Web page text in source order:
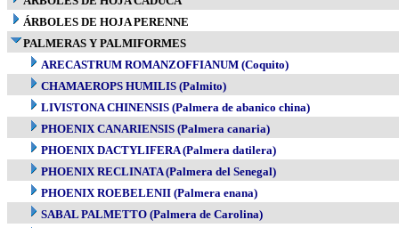
ÁRBOLES DE HOJA PERENNE
PALMERAS Y PALMIFORMES
ARECASTRUM ROMANZOFFIANUM (Coquito)
CHAMAEROPS HUMILIS (Palmito)
LIVISTONA CHINENSIS (Palmera de abanico china)
PHOENIX CANARIENSIS (Palmera canaria)
PHOENIX DACTYLIFERA (Palmera datilera)
PHOENIX RECLINATA (Palmera del Senegal)
PHOENIX ROEBELENII (Palmera enana)
SABAL PALMETTO (Palmera de Carolina)